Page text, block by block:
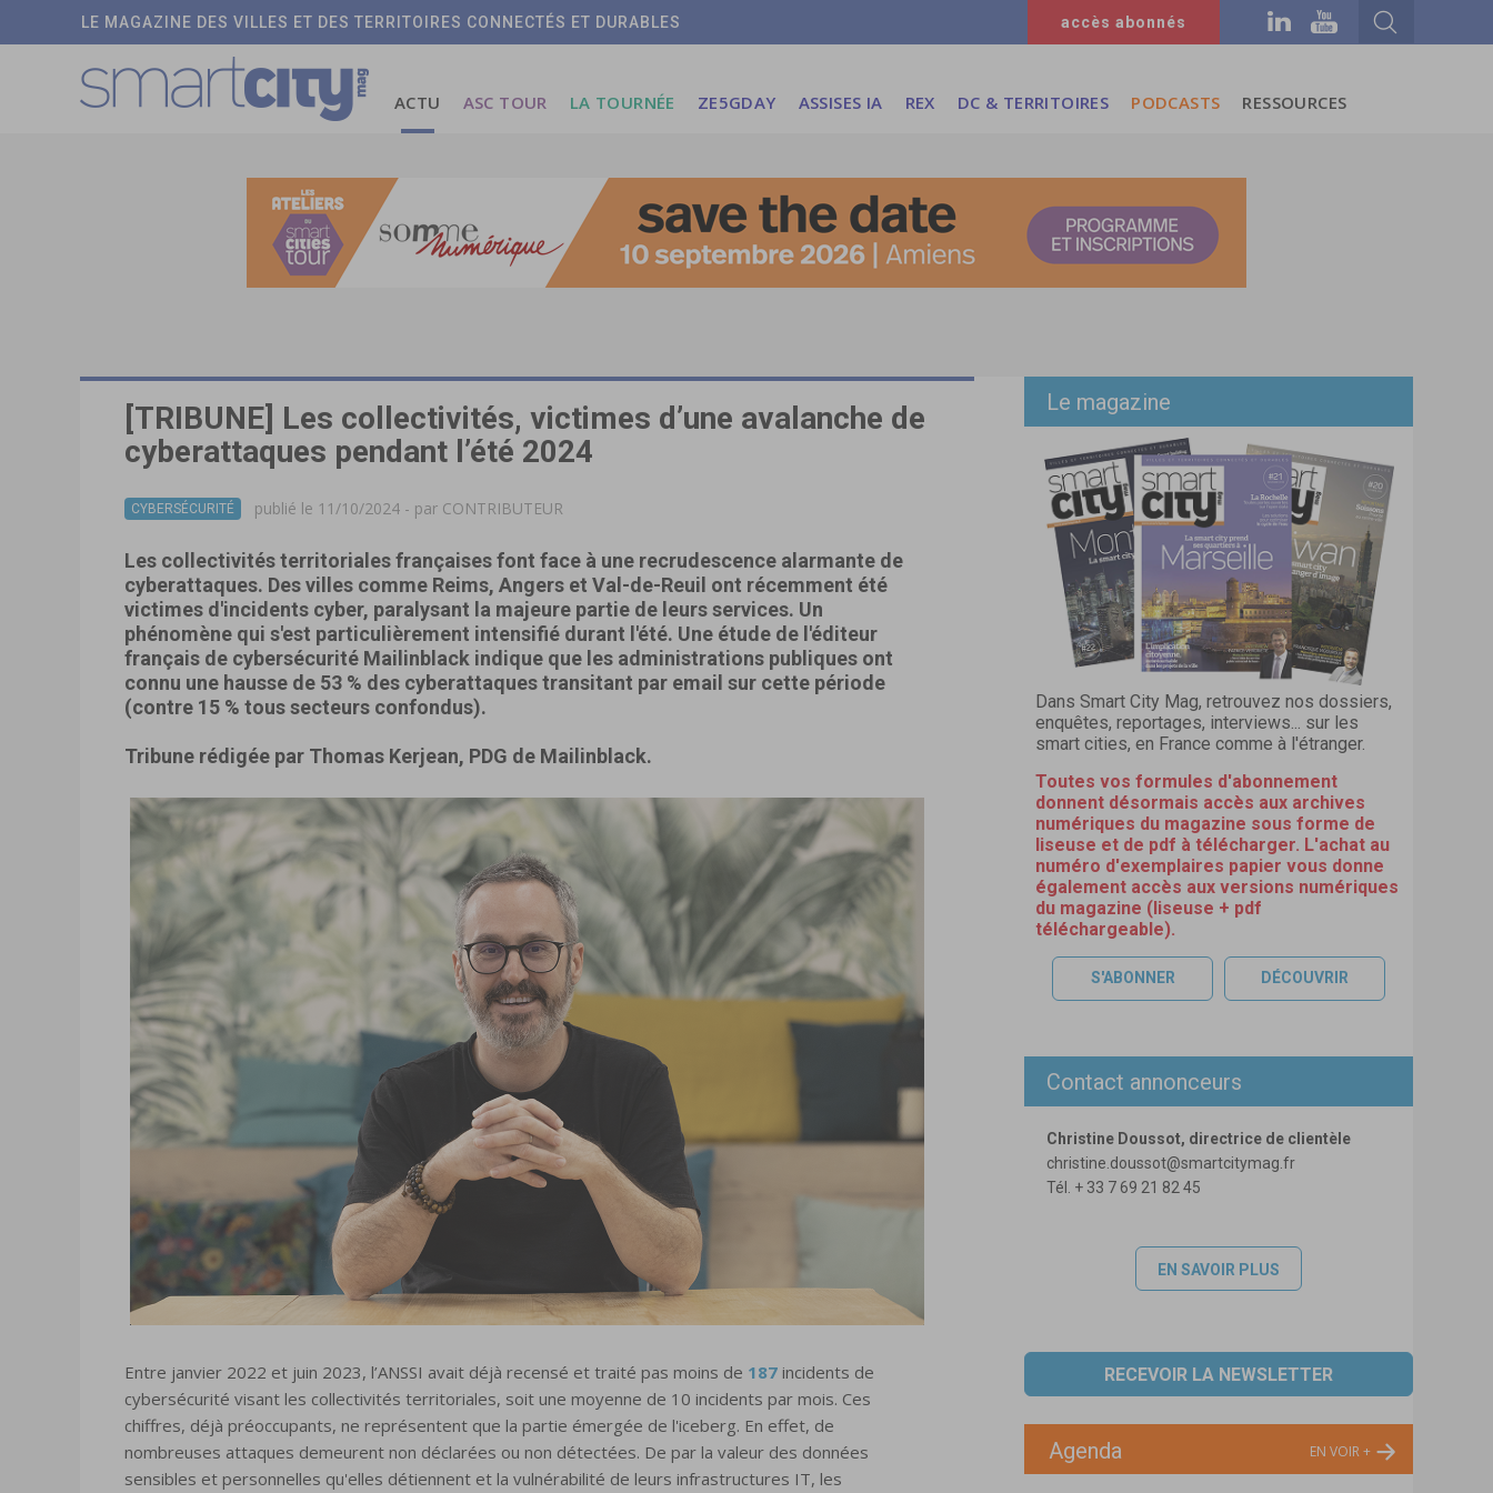
LE MAGAZINE DES VILLES ET DES TERRITOIRES CONNECTÉS ET DURABLES accès abonnés
ACTU ASC TOUR LA TOURNÉE ZE5GDAY ASSISES IA REX DC & TERRITOIRES PODCASTS RESSOURCES
[TRIBUNE] Les collectivités, victimes d’une avalanche de
cyberattaques pendant l’été 2024
CYBERSÉCURITÉ publié le 11/10/2024 - par CONTRIBUTEUR
Les collectivités territoriales françaises font face à une recrudescence alarmante de
cyberattaques. Des villes comme Reims, Angers et Val-de-Reuil ont récemment été
victimes d'incidents cyber, paralysant la majeure partie de leurs services. Un
phénomène qui s'est particulièrement intensifié durant l'été. Une étude de l'éditeur
français de cybersécurité Mailinblack indique que les administrations publiques ont
connu une hausse de 53 % des cyberattaques transitant par email sur cette période
(contre 15 % tous secteurs confondus).
Tribune rédigée par Thomas Kerjean, PDG de Mailinblack.
Entre janvier 2022 et juin 2023, l’ANSSI avait déjà recensé et traité pas moins de 187 incidents de
cybersécurité visant les collectivités territoriales, soit une moyenne de 10 incidents par mois. Ces
chiffres, déjà préoccupants, ne représentent que la partie émergée de l'iceberg. En effet, de
nombreuses attaques demeurent non déclarées ou non détectées. De par la valeur des données
sensibles et personnelles qu'elles détiennent et la vulnérabilité de leurs infrastructures IT, les
Le magazine
Dans Smart City Mag, retrouvez nos dossiers,
enquêtes, reportages, interviews... sur les
smart cities, en France comme à l'étranger.
Toutes vos formules d'abonnement
donnent désormais accès aux archives
numériques du magazine sous forme de
liseuse et de pdf à télécharger. L'achat au
numéro d'exemplaires papier vous donne
également accès aux versions numériques
du magazine (liseuse + pdf
téléchargeable).
S'ABONNER DÉCOUVRIR
Contact annonceurs
Christine Doussot, directrice de clientèle
christine.doussot@smartcitymag.fr
Tél. + 33 7 69 21 82 45
EN SAVOIR PLUS
RECEVOIR LA NEWSLETTER
Agenda EN VOIR +